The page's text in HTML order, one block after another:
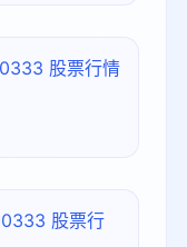
股票行情
股票行